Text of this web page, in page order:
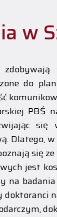
w
do
PBŚ
się
Dlatego,
się
jest
doktoranci